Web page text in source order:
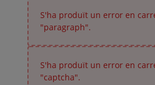
S'ha produït un error en
"paragraph".
S'ha produït un error en
"captcha".